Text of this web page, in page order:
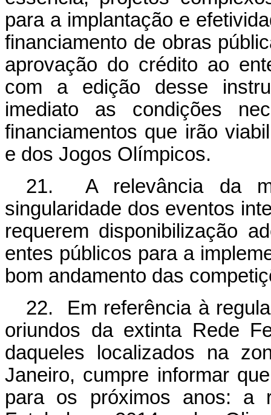
para a implantação e
financiamento de obras
aprovação do crédito ao
com a edição desse
imediato as condições
financiamentos que irão
e dos Jogos Olímpicos.
21. A relevância da
singularidade dos eventos
requerem disponibilização
entes públicos para a
bom andamento das
22. Em referência à
oriundos da extinta Rede
daqueles localizados na
Janeiro, cumpre informar
para os próximos anos: a